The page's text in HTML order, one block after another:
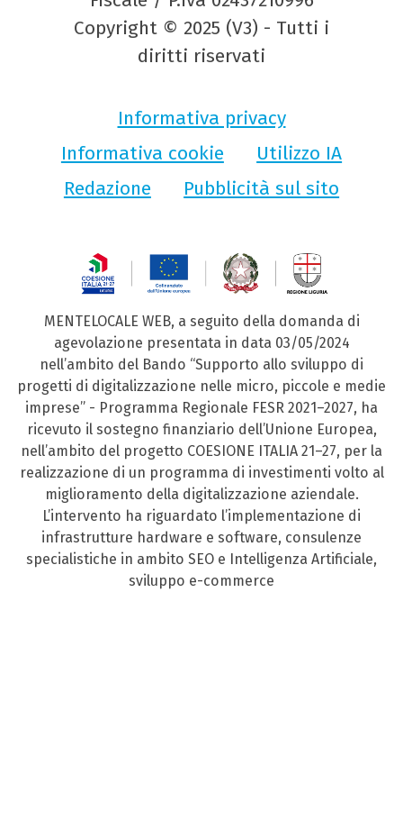
Copyright © 2025 (V3) - Tutti i
diritti riservati
Informativa privacy
Informativa cookie
Utilizzo IA
Redazione
Pubblicità sul sito
MENTELOCALE WEB, a seguito della domanda di
agevolazione presentata in data 03/05/2024
nell’ambito del Bando “Supporto allo sviluppo di
progetti di digitalizzazione nelle micro, piccole e medie
imprese” - Programma Regionale FESR 2021–2027, ha
ricevuto il sostegno finanziario dell’Unione Europea,
nell’ambito del progetto COESIONE ITALIA 21–27, per la
realizzazione di un programma di investimenti volto al
miglioramento della digitalizzazione aziendale.
L’intervento ha riguardato l’implementazione di
infrastrutture hardware e software, consulenze
specialistiche in ambito SEO e Intelligenza Artificiale,
sviluppo e-commerce